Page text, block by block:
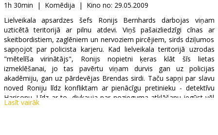
Kino
Klubs
1h 30min | Komēdija | Kino no: 29.05.2009
Lielveikala apsardzes šefs Ronijs Bernhards darbojas viņam
uzticētā teritorijā ar pilnu atdevi. Viņš pašaizliedzīgi cīnas ar
skeitbordistiem, zaglēniem un nervoziem pircējiem, sirds dziļumos
sapņojot par policista karjeru. Kad lielveikala teritorijā uzrodas
"mētelīša virinātājs", Ronijs nopietni ķeras klāt šīs lietas
izmeklēšanai, jo tas pavērtu viņam durvis gan uz policijas
akadēmiju, gan uz pārdevējas Brendas sirdi. Taču sapņi par slavu
noved Roniju līdz konfliktam ar pienācīgu pretinieku - detektīvu
Harisonu. Līdz ar to, divkauja par nozieguma atklāšanu iegūst vēl
nebijušus apmērus.
Lasīt vairāk